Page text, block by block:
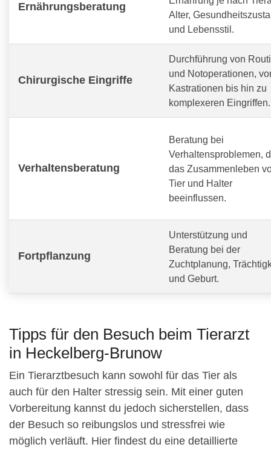
Ernährungsberatung
Alter,
und Lebensstil.
Chirurgische Eingriffe
Durchführung von
und Notoperationen,
Kastrationen bis hin zu
komplexeren Eingriffen.
Verhaltensberatung
Beratung bei
Verhaltensproblemen,
das Zusammenleben
Tier und Halter
beeinflussen.
Fortpflanzung
Unterstützung und
Beratung bei der
Zuchtplanung,
und Geburt.
Tipps für den Besuch beim Tierarzt
in Heckelberg-Brunow
Ein Tierarztbesuch kann sowohl für das Tier als
auch für den Halter stressig sein. Mit einer guten
Vorbereitung kannst du jedoch sicherstellen, dass
der Besuch so reibungslos und stressfrei wie
möglich verläuft. Hier findest du eine detaillierte